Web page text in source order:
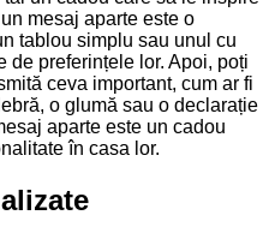
mesaj aparte este o
tablou simplu sau unul cu
de preferințele lor. Apoi, poți
ceva important, cum ar fi
o glumă sau o declarație
aparte este un cadou
în casa lor.